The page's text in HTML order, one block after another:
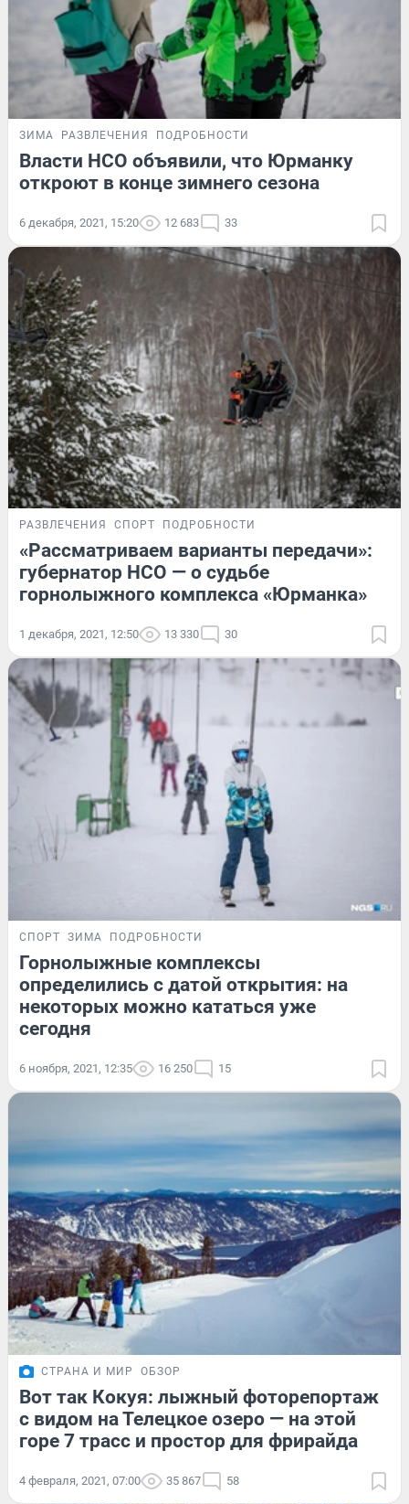
ЗИМА РАЗВЛЕЧЕНИЯ ПОДРОБНОСТИ
Власти НСО объявили, что Юрманку
откроют в конце зимнего сезона
6 декабря, 2021, 15:20 12 683 33
РАЗВЛЕЧЕНИЯ СПОРТ ПОДРОБНОСТИ
«Рассматриваем варианты передачи»:
губернатор НСО — о судьбе
горнолыжного комплекса «Юрманка»
1 декабря, 2021, 12:50 13 330 30
СПОРТ ЗИМА ПОДРОБНОСТИ
Горнолыжные комплексы
определились с датой открытия: на
некоторых можно кататься уже
сегодня
6 ноября, 2021, 12:35 16 250 15
СТРАНА И МИР ОБЗОР
Вот так Кокуя: лыжный фоторепортаж
с видом на Телецкое озеро — на этой
горе 7 трасс и простор для фрирайда
4 февраля, 2021, 07:00 35 867 58